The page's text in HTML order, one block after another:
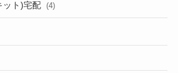
ット)宅配 (4)